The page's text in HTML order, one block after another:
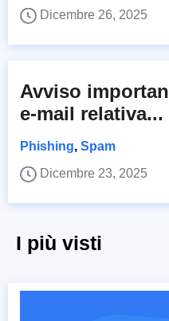
Dicembre 26, 2025
Avviso
e-mail relativa...
Phishing, Spam
Dicembre 23, 2025
I più visti